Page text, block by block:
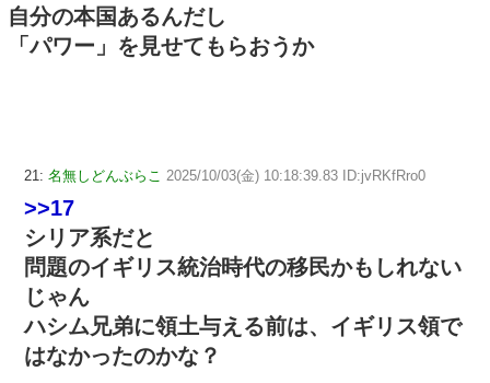
自分の本国あるんだし
「パワー」を見せてもらおうか
21: 名無しどんぶらこ 2025/10/03(金) 10:18:39.83 ID:jvRKfRro0
>>17
シリア系だと
問題のイギリス統治時代の移民かもしれない
じゃん
ハシム兄弟に領土与える前は、イギリス領で
はなかったのかな？